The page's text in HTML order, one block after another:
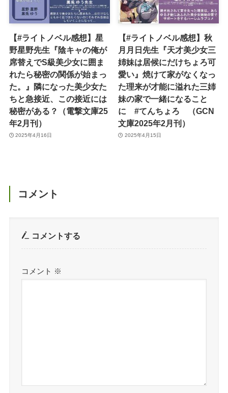
【#ライトノベル感想】星
野星野先生『陰キャの俺が
席替えでS級美少女に囲ま
れたら秘密の関係が始まっ
た。』隣になった美少女た
ちと急接近、この接近には
秘密がある？（電撃文庫25
年2月刊）
2025年4月16日
【#ライトノベル感想】秋
月月日先生『天才美少女三
姉妹は居候にだけちょろ可
愛い』焼けて家がなくなっ
た理来が才能に溢れた三姉
妹の家で一緒になること
に #てんちょろ （GCN
文庫2025年2月刊）
2025年4月15日
コメント
コメントする
コメント ※